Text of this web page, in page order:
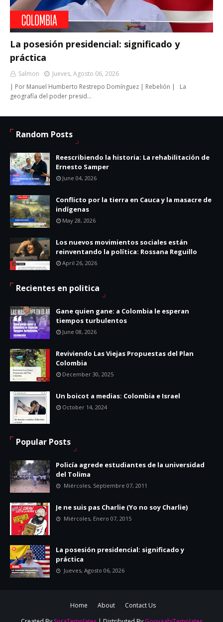
La posesión presidencial: significado y
práctica
Salmon
Jueves, Agosto 06, 2026
| Por Manuel Humberto Restrepo Domínguez | Rebelión | La
geografía del poder presid…
Random Posts
Reescribiendo la historia: La rehabilitación de
Ernesto Samper
June 04, 2026
Conflicto por la tierra en Cauca y la masacre de
indígenas
May 28, 2026
Los nuevos movimientos sociales están
reinventando la política: Rossana Reguillo
April 26, 2026
Recientes en politica
Gane quien gane: a Colombia le esperan
tiempos turbulentos
June 08, 2026
Reviviendo Las Viejas Propuestas del Plan
Colombia
December 30, 2025
Un boicot a medias: Colombia e Israel
October 14, 2024
Popular Posts
Policía agrede estudiantes de la universidad
del Tolima
Miércoles, Septiembre 07, 2011
Je ne suis pas Charlie (Yo no soy Charlie)
Miércoles, Enero 07, 2015
La posesión presidencial: significado y
práctica
Jueves, Agosto 06, 2026
Home About
Contact Us